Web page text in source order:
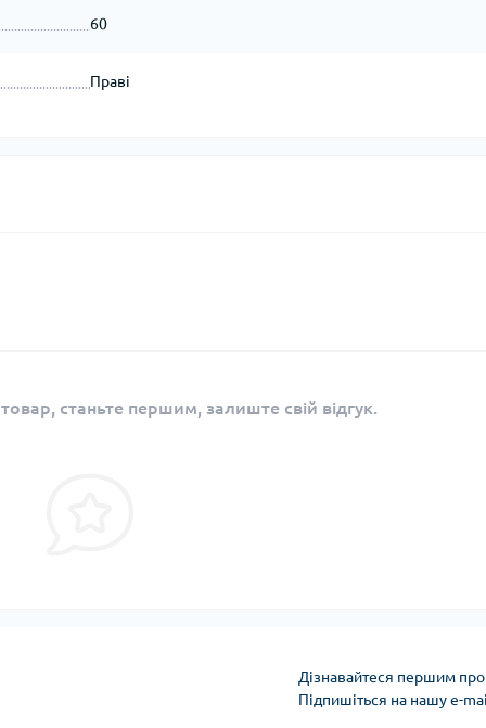
60
Праві
станьте першим, залиште свій відгук.
Дізнавайтеся першим про
Підпишіться на нашу e-